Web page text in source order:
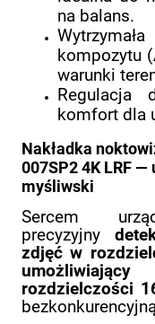
na balans.
kompozytu
warunki
komfort dla
Nakładka
007SP2 4K LRF
myśliwski
Sercem
precyzyjny
zdjęć w
rozdzielczości